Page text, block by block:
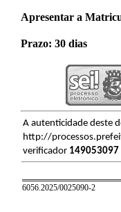
Apresentar a
Prazo: 30 dias
A autenticidade deste
http://
verificador 149053097
6056.2025/0025090-2